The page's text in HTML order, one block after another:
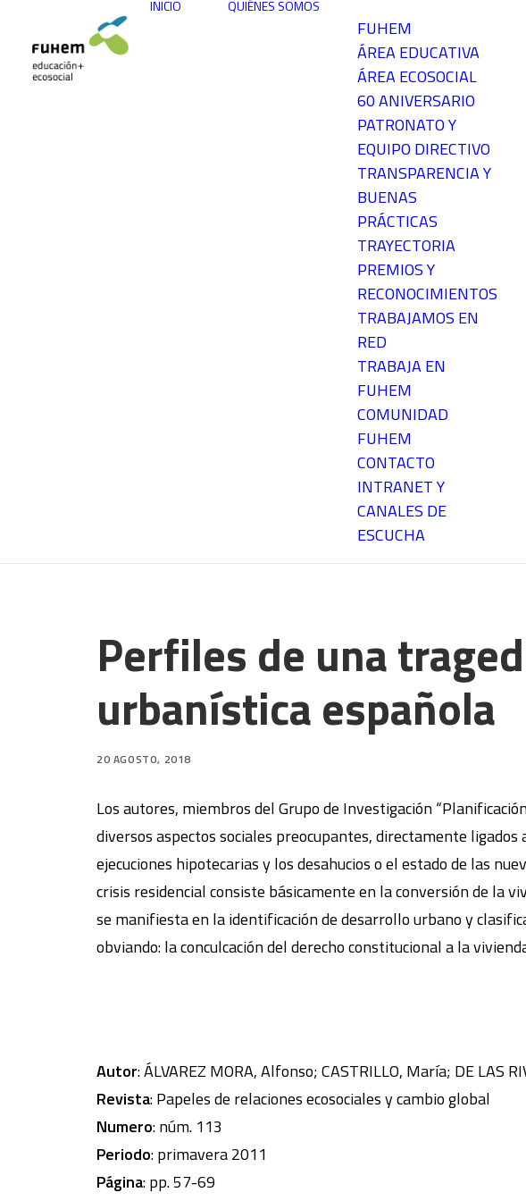
INICIO QUIÉNES SOMOS
FUHEM
ÁREA EDUCATIVA
ÁREA ECOSOCIAL
60 ANIVERSARIO
PATRONATO Y
EQUIPO DIRECTIVO
TRANSPARENCIA Y
BUENAS
PRÁCTICAS
TRAYECTORIA
PREMIOS Y
RECONOCIMIENTOS
TRABAJAMOS EN
RED
TRABAJA EN
FUHEM
COMUNIDAD
FUHEM
CONTACTO
INTRANET Y
CANALES DE
ESCUCHA
Perfiles de una
urbanística española
20 AGOSTO, 2018
Los autores, miembros del Grupo de Investigación
diversos aspectos sociales preocupantes, directamente
ejecuciones hipotecarias y los desahucios o el estado de las
crisis residencial consiste básicamente en la conversión de la
se manifiesta en la identificación de desarrollo urbano y
obviando: la conculcación del derecho constitucional a la
Autor: ÁLVAREZ MORA, Alfonso; CASTRILLO, María; DE LAS
Revista: Papeles de relaciones ecosociales y cambio global
Numero: núm. 113
Periodo: primavera 2011
Página: pp. 57-69